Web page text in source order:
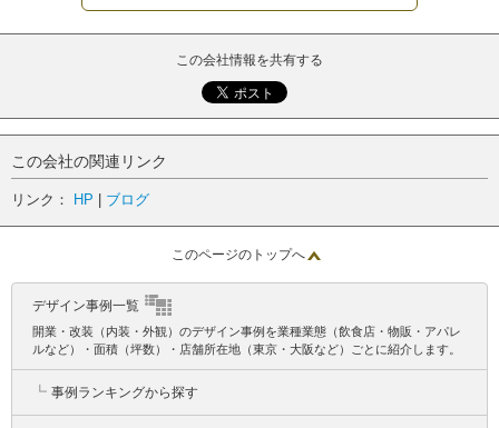
この会社情報を共有する
この会社の関連リンク
リンク： HP ブログ
このページのトップへ
デザイン事例一覧
開業・改装（内装・外観）のデザイン事例を業種業態（飲食店・物販・アパレ
ルなど）・面積（坪数）・店舗所在地（東京・大阪など）ごとに紹介します。
┗ 事例ランキングから探す